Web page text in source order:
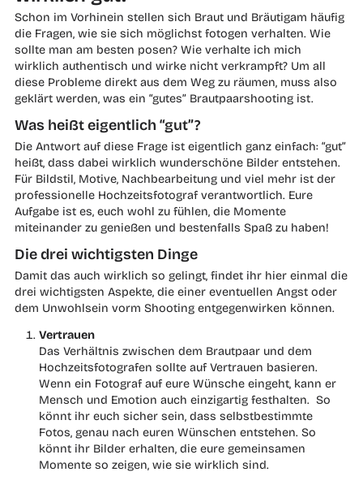
Schon im Vorhinein stellen sich Braut und Bräutigam häufig
die Fragen, wie sie sich möglichst fotogen verhalten. Wie
sollte man am besten posen? Wie verhalte ich mich
wirklich authentisch und wirke nicht verkrampft? Um all
diese Probleme direkt aus dem Weg zu räumen, muss also
geklärt werden, was ein “gutes” Brautpaarshooting ist.
Was heißt eigentlich “gut”?
Die Antwort auf diese Frage ist eigentlich ganz einfach: “gut”
heißt, dass dabei wirklich wunderschöne Bilder entstehen.
Für Bildstil, Motive, Nachbearbeitung und viel mehr ist der
professionelle Hochzeitsfotograf verantwortlich. Eure
Aufgabe ist es, euch wohl zu fühlen, die Momente
miteinander zu genießen und bestenfalls Spaß zu haben!
Die drei wichtigsten Dinge
Damit das auch wirklich so gelingt, findet ihr hier einmal die
drei wichtigsten Aspekte, die einer eventuellen Angst oder
dem Unwohlsein vorm Shooting entgegenwirken können.
Vertrauen
Das Verhältnis zwischen dem Brautpaar und dem
Hochzeitsfotografen sollte auf Vertrauen basieren.
Wenn ein Fotograf auf eure Wünsche eingeht, kann er
Mensch und Emotion auch einzigartig festhalten. So
könnt ihr euch sicher sein, dass selbstbestimmte
Fotos, genau nach euren Wünschen entstehen. So
könnt ihr Bilder erhalten, die eure gemeinsamen
Momente so zeigen, wie sie wirklich sind.